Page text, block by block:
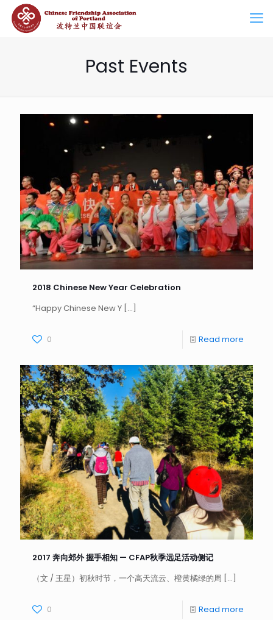
Past Events
2018 Chinese New Year Celebration
“Happy Chinese New Y […]
0 Read more
2017 奔向郊外 握手相知 — CFAP秋季远足活动侧记
（文 / 王星）初秋时节，一个高天流云、橙黄橘绿的周 […]
0 Read more